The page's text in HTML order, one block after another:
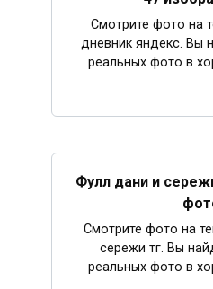
Смотрите фото на
дневник яндекс. Вы
реальных фото в
Фулл дани и
Смотрите фото на
сережи тг. Вы
реальных фото в